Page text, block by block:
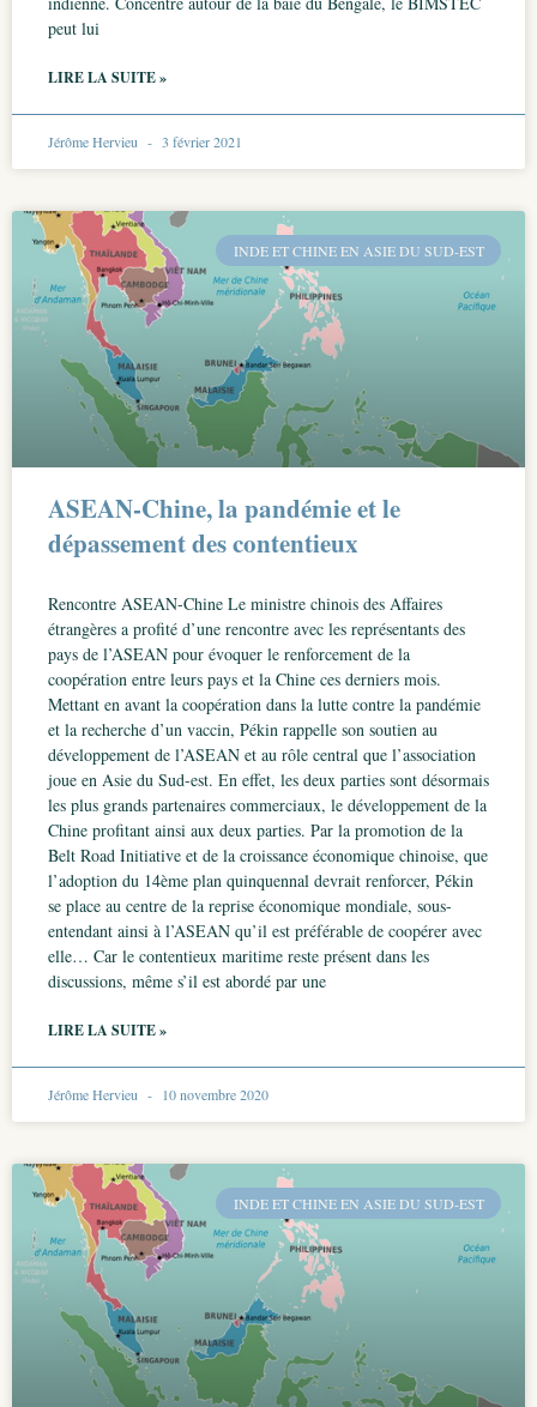
peut lui
LIRE LA SUITE »
Jérôme Hervieu 3 février 2021
INDE ET CHINE EN ASIE DU SUD-EST
ASEAN-Chine, la pandémie et le
dépassement des contentieux
Rencontre ASEAN-Chine Le ministre chinois des Affaires
étrangères a profité d’une rencontre avec les représentants des
pays de l’ASEAN pour évoquer le renforcement de la
coopération entre leurs pays et la Chine ces derniers mois.
Mettant en avant la coopération dans la lutte contre la pandémie
et la recherche d’un vaccin, Pékin rappelle son soutien au
développement de l’ASEAN et au rôle central que l’association
joue en Asie du Sud-est. En effet, les deux parties sont désormais
les plus grands partenaires commerciaux, le développement de la
Chine profitant ainsi aux deux parties. Par la promotion de la
Belt Road Initiative et de la croissance économique chinoise, que
l’adoption du 14ème plan quinquennal devrait renforcer, Pékin
se place au centre de la reprise économique mondiale, sous-
entendant ainsi à l’ASEAN qu’il est préférable de coopérer avec
elle… Car le contentieux maritime reste présent dans les
discussions, même s’il est abordé par une
LIRE LA SUITE »
Jérôme Hervieu 10 novembre 2020
INDE ET CHINE EN ASIE DU SUD-EST